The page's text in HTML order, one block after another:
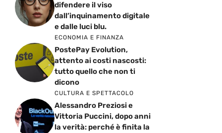
difendere il viso
dall’inquinamento digitale
e dalle luci blu.
ECONOMIA E FINANZA
PostePay Evolution,
attento ai costi nascosti:
tutto quello che non ti
dicono
CULTURA E SPETTACOLO
Alessandro Preziosi e
Vittoria Puccini, dopo anni
la verità: perché è finita la